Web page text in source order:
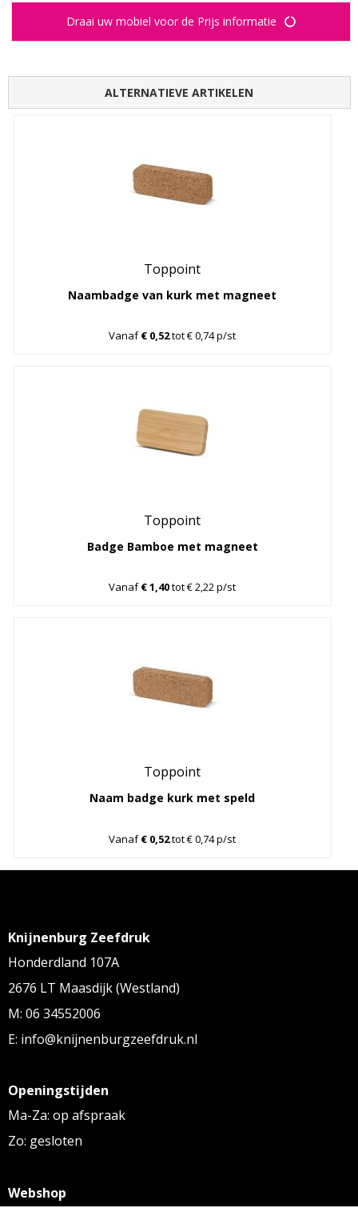
Draai uw mobiel voor de Prijs informatie
ALTERNATIEVE ARTIKELEN
Toppoint
Naambadge van kurk met magneet
Vanaf€ 0,52tot € 0,74 p/st
Toppoint
Badge Bamboe met magneet
Vanaf€ 1,40tot € 2,22 p/st
Toppoint
Naam badge kurk met speld
Vanaf€ 0,52tot € 0,74 p/st
Knijnenburg Zeefdruk
Honderdland 107A
2676 LT Maasdijk (Westland)
M: 06 34552006
E: info@knijnenburgzeefdruk.nl
Openingstijden
Ma-Za: op afspraak
Zo: gesloten
Webshop